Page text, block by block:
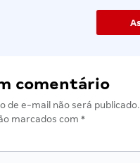
comentário
de e-mail não será publicado.
marcados com *